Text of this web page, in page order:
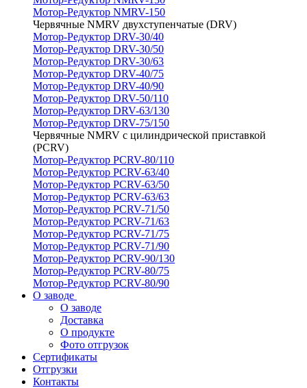
Мотор-Редуктор NMRV-150
Червячные NMRV двухступенчатые (DRV)
Мотор-Редуктор DRV-30/40
Мотор-Редуктор DRV-30/50
Мотор-Редуктор DRV-30/63
Мотор-Редуктор DRV-40/75
Мотор-Редуктор DRV-40/90
Мотор-Редуктор DRV-50/110
Мотор-Редуктор DRV-63/130
Мотор-Редуктор DRV-75/150
Червячные NMRV с цилиндрической приставкой
(PCRV)
Мотор-Редуктор PCRV-80/110
Мотор-Редуктор PCRV-63/40
Мотор-Редуктор PCRV-63/50
Мотор-Редуктор PCRV-63/63
Мотор-Редуктор PCRV-71/50
Мотор-Редуктор PCRV-71/63
Мотор-Редуктор PCRV-71/75
Мотор-Редуктор PCRV-71/90
Мотор-Редуктор PCRV-90/130
Мотор-Редуктор PCRV-80/75
Мотор-Редуктор PCRV-80/90
О заводе
О заводе
Доставка
О продукте
Фото отгрузок
Сертификаты
Отгрузки
Контакты